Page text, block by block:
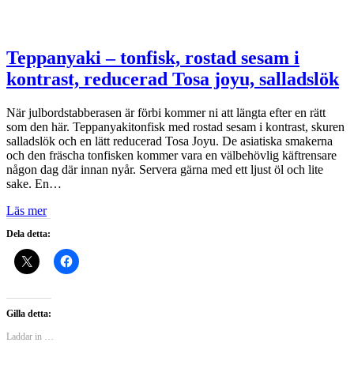
Teppanyaki – tonfisk, rostad sesam i
kontrast, reducerad Tosa joyu, salladslök
När julbordstabberasen är förbi kommer ni att längta efter en rätt
som den här. Teppanyakitonfisk med rostad sesam i kontrast, skuren
salladslök och en lätt reducerad Tosa Joyu. De asiatiska smakerna
och den fräscha tonfisken kommer vara en välbehövlig käftrensare
någon dag där innan nyår. Servera gärna med ett ljust öl och lite
sake. En…
Läs mer
Dela detta:
Gilla detta:
Laddar in …